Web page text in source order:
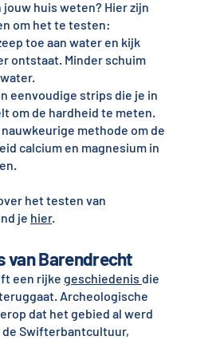
huis weten? Hier zijn
om het te testen:
toe aan water en kijk
ontstaat. Minder schuim
eenvoudige strips die je in
om de hardheid te meten.
methode om de
calcium en magnesium in
het testen van
je hier.
van Barendrecht
een rijke geschiedenis die
Archeologische
dat het gebied al werd
Swifterbantcultuur,